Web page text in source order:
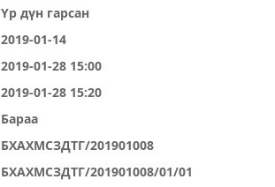
Үр дүн гарсан
2019-01-14
2019-01-28 15:00
2019-01-28 15:20
Бараа
БХАХМСЗДТГ/201901008
БХАХМСЗДТГ/201901008/01/01